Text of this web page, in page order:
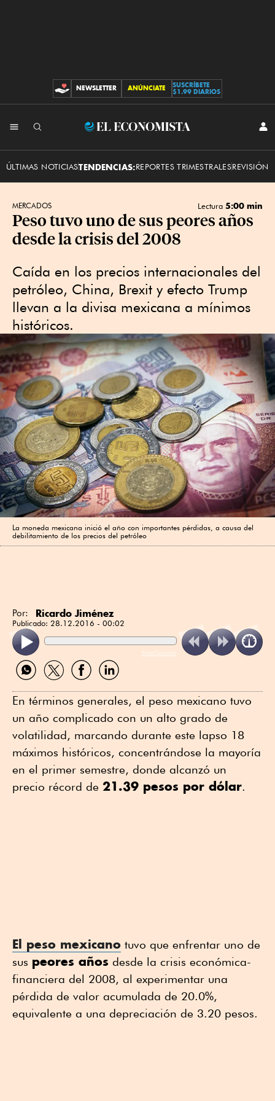
CONTRIBUCIONES
NEWSLETTER ANÚNCIATE
SUSCRÍBETE
$1.99 DIARIOS
El
ÚLTIMAS NOTICIASTENDENCIAS:REPORTES TRIMESTRALESREVISIÓN
MERCADOS Lectura 5:00 min
Peso tuvo uno de sus peores años
desde la crisis del 2008
Caída en los precios internacionales del
petróleo, China, Brexit y efecto Trump
llevan a la divisa mexicana a mínimos
históricos.
La moneda mexicana inició el año con importantes pérdidas, a causa del
debilitamiento de los precios del petróleo
Por: Ricardo Jiménez
Publicado: 28.12.2016 - 00:02
ReadSpeaker
Compartir
por
Compartir
por
Compartir
por
Compartir
por
En términos generales, el peso mexicano tuvo
un año complicado con un alto grado de
volatilidad, marcando durante este lapso 18
máximos históricos, concentrándose la mayoría
en el primer semestre, donde alcanzó un
precio récord de 21.39 pesos por dólar.
El peso mexicano tuvo que enfrentar uno de
sus peores años desde la crisis económica-
financiera del 2008, al experimentar una
pérdida de valor acumulada de 20.0%,
equivalente a una depreciación de 3.20 pesos.